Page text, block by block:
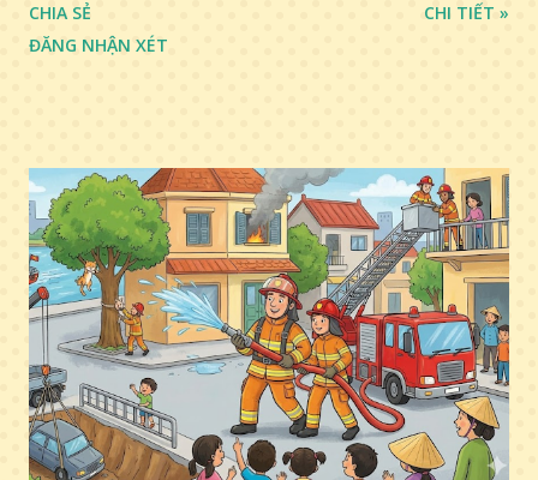
CHIA SẺ
ĐĂNG NHẬN XÉT
CHI TIẾT »